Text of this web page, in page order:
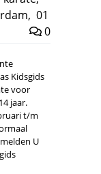
, 01
0
Kidsgids
voor
jaar.
t/m
U